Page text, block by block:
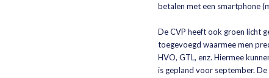
betalen met een smartphone
De CVP heeft ook groen licht
toegevoegd waarmee men
HVO, GTL, enz. Hiermee
is gepland voor september.